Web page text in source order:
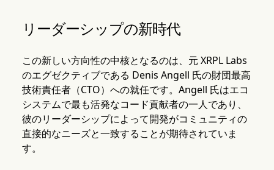
リーダーシップの新時代
この新しい方向性の中核となるのは、元 XRPL Labs
のエグゼクティブである Denis Angell 氏の財団最高
技術責任者（CTO）への就任です。Angell 氏はエコ
システムで最も活発なコード貢献者の一人であり、
彼のリーダーシップによって開発がコミュニティの
直接的なニーズと一致することが期待されていま
す。